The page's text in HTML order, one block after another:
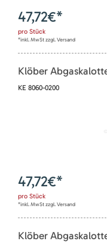
47,72€*
pro Stück
*inkl. MwSt zzgl. Versand
Klöber
KE 8060-0200
47,72€*
pro Stück
*inkl. MwSt zzgl. Versand
Klöber